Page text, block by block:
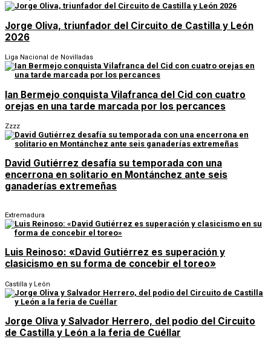
Jorge Oliva, triunfador del Circuito de Castilla y León
2026
Liga Nacional de Novilladas
Ian Bermejo conquista Vilafranca del Cid con cuatro
orejas en una tarde marcada por los percances
Zzzz
David Gutiérrez desafía su temporada con una
encerrona en solitario en Montánchez ante seis
ganaderías extremeñas
Extremadura
Luis Reinoso: «David Gutiérrez es superación y
clasicismo en su forma de concebir el toreo»
Castilla y León
Jorge Oliva y Salvador Herrero, del podio del Circuito
de Castilla y León a la feria de Cuéllar